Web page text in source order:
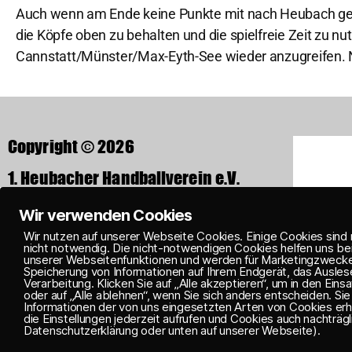
Auch wenn am Ende keine Punkte mit nach Heubach
die Köpfe oben zu behalten und die spielfreie Zeit zu
Cannstatt/Münster/Max-Eyth-See wieder anzugreifen.
Copyright © 2026
1. Heubacher Handballverein e.V.
Rechbergstraße 37
73540 Heubach
IMPRESSUM
Wir verwenden Cookies
Wir nutzen auf unserer Webseite Cookies. Einige Cookies
nicht notwendig. Die nicht-notwendigen Cookies helfen uns
unserer Webseitenfunktionen und werden für
Speicherung von Informationen auf Ihrem Endgerät, das
Verarbeitung. Klicken Sie auf „Alle akzeptieren“, um in den
oder auf „Alle ablehnen“, wenn Sie sich anders entscheiden.
Informationen der von uns eingesetzten Arten von Cookies
die Einstellungen jederzeit aufrufen und Cookies auch
Datenschutzerklärung oder unten auf unserer Webseite).